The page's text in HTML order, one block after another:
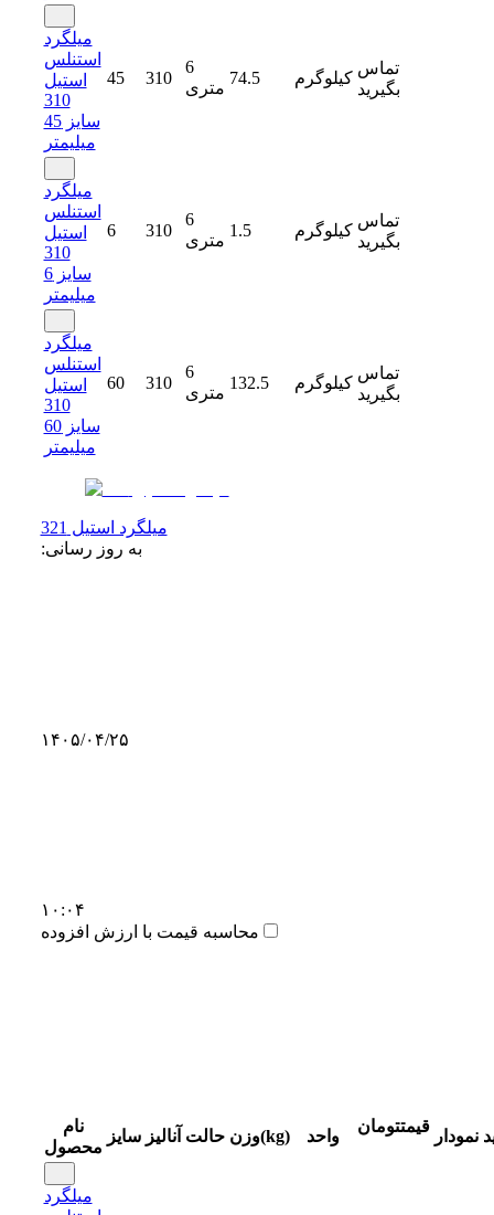
میلگرد
استنلس
استیل
310
سایز 45
میلیمتر
45 310
6
متری
74.5 کیلوگرم
تماس
بگیرید
میلگرد
استنلس
استیل
310
سایز 6
میلیمتر
6 310
6
متری
1.5 کیلوگرم
تماس
بگیرید
میلگرد
استنلس
استیل
310
سایز 60
میلیمتر
60 310
6
متری
132.5 کیلوگرم
تماس
بگیرید
میلگرد استیل 321
به روز رسانی:
۱۴۰۵/۰۴/۲۵
۱۰:۰۴
محاسبه قیمت با ارزش افزوده
نام
محصول
سایز آنالیز حالت وزن(kg) واحد
قیمتتومان
نمودار
میلگرد